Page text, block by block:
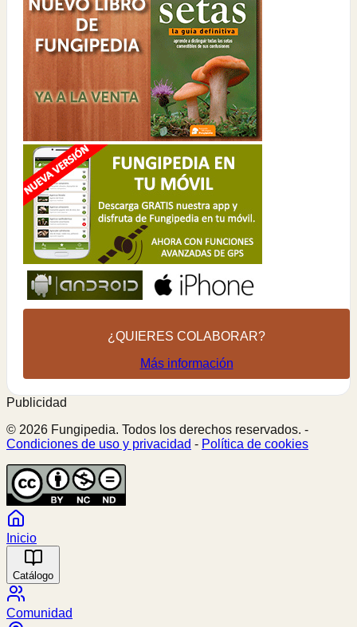
¿QUIERES COLABORAR?
Más información
Publicidad
© 2026 Fungipedia. Todos los derechos reservados. -
Condiciones de uso y privacidad - Política de cookies
Inicio
Catálogo
Comunidad